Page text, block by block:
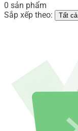
0 sản phẩm
Sắp xếp theo:
Tất cả